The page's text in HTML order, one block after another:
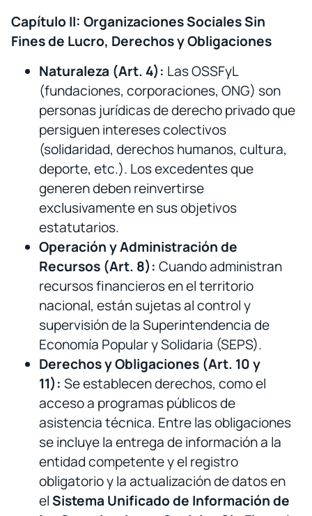
Capítulo II: Organizaciones Sociales Sin
Fines de Lucro, Derechos y Obligaciones
Naturaleza (Art. 4): Las OSSFyL
(fundaciones, corporaciones, ONG) son
personas jurídicas de derecho privado que
persiguen intereses colectivos
(solidaridad, derechos humanos, cultura,
deporte, etc.). Los excedentes que
generen deben reinvertirse
exclusivamente en sus objetivos
estatutarios.
Operación y Administración de
Recursos (Art. 8): Cuando administran
recursos financieros en el territorio
nacional, están sujetas al control y
supervisión de la Superintendencia de
Economía Popular y Solidaria (SEPS).
Derechos y Obligaciones (Art. 10 y
11): Se establecen derechos, como el
acceso a programas públicos de
asistencia técnica. Entre las obligaciones
se incluye la entrega de información a la
entidad competente y el registro
obligatorio y la actualización de datos en
elSistema Unificado de Información de